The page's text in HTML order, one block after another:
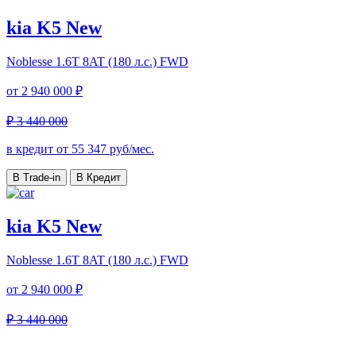
kia K5 New
Noblesse 1.6T 8AT (180 л.с.) FWD
от 2 940 000 ₽
₽ 3 440 000
в кредит от 55 347 руб/мес.
В Trade-in В Кредит
kia K5 New
Noblesse 1.6T 8AT (180 л.с.) FWD
от 2 940 000 ₽
₽ 3 440 000